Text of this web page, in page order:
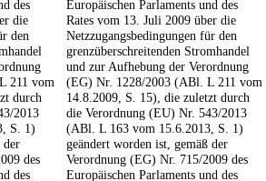
des
die
den
211 vom
durch
2013
S. 1)
der
des
des
Europäischen Parlaments und des
Rates vom 13. Juli 2009 über die
Netzzugangsbedingungen für den
grenzüberschreitenden Stromhandel
und zur Aufhebung der Verordnung
(EG) Nr. 1228/2003 (ABl. L 211 vom
14.8.2009, S. 15), die zuletzt durch
die Verordnung (EU) Nr. 543/2013
(ABl. L 163 vom 15.6.2013, S. 1)
geändert worden ist, gemäß der
Verordnung (EG) Nr. 715/2009 des
Europäischen Parlaments und des